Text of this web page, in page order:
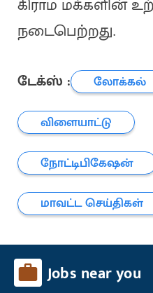
கிராம மக்களின்
நடைபெற்றது.
டேக்ஸ் :
லோக்கல்
விளையாட்டு
நோட்டிபிகேஷன்
மாவட்ட செய்திகள்
Jobs near you